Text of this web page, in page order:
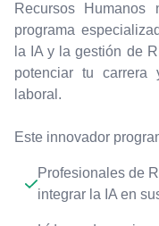
Recursos
programa
la IA y la gestión de
potenciar tu
laboral.
Este innovador
Profesionales de
integrar la IA en